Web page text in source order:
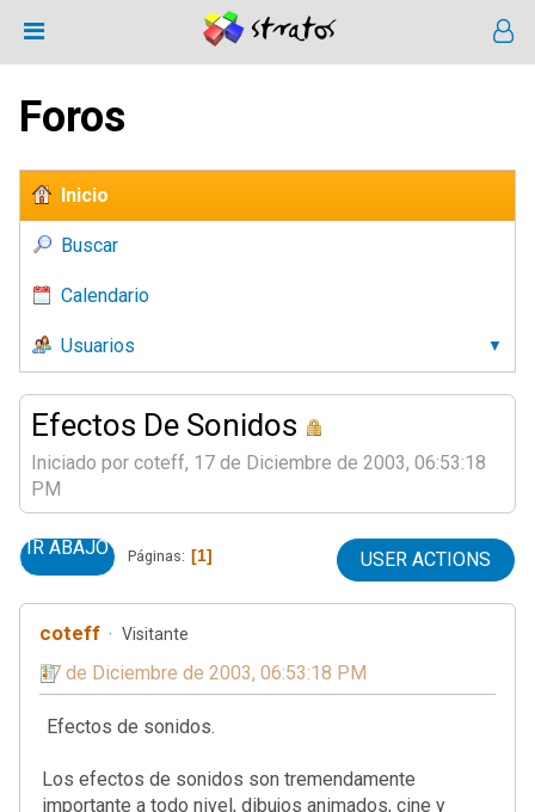
Foros
Inicio
Buscar
Calendario
Usuarios
Efectos De Sonidos
Iniciado por coteff, 17 de Diciembre de 2003, 06:53:18
PM
IR ABAJO Páginas 1 USER ACTIONS
coteff Visitante
17 de Diciembre de 2003, 06:53:18 PM
Efectos de sonidos.
Los efectos de sonidos son tremendamente
importante a todo nivel, dibujos animados, cine y